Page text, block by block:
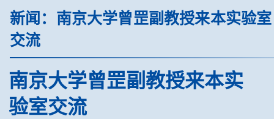
新闻：南京大学曾罡副教授来本实验室
交流
南京大学曾罡副教授来本实
验室交流